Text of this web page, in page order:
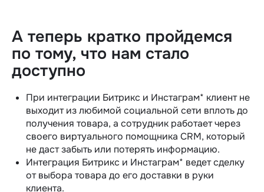
А теперь кратко пройдемся
по тому, что нам стало
доступно
При интеграции Битрикс и Инстаграм* клиент не
выходит из любимой социальной сети вплоть до
получения товара, а сотрудник работает через
своего виртуального помощника CRM, который
не даст забыть или потерять информацию.
Интеграция Битрикс и Инстаграм* ведет сделку
от выбора товара до его доставки в руки
клиента.